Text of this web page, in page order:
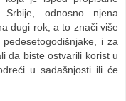
odnosno njena
dugi rok, a to znači više
i za
da biste ostvarili korist u
u sadašnjosti ili će